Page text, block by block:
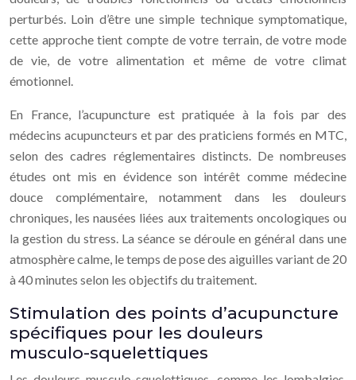
perturbés. Loin d’être une simple technique symptomatique,
cette approche tient compte de votre terrain, de votre mode
de vie, de votre alimentation et même de votre climat
émotionnel.
En France, l’acupuncture est pratiquée à la fois par des
médecins acupuncteurs et par des praticiens formés en MTC,
selon des cadres réglementaires distincts. De nombreuses
études ont mis en évidence son intérêt comme médecine
douce complémentaire, notamment dans les douleurs
chroniques, les nausées liées aux traitements oncologiques ou
la gestion du stress. La séance se déroule en général dans une
atmosphère calme, le temps de pose des aiguilles variant de 20
à 40 minutes selon les objectifs du traitement.
Stimulation des points d’acupuncture
spécifiques pour les douleurs
musculo-squelettiques